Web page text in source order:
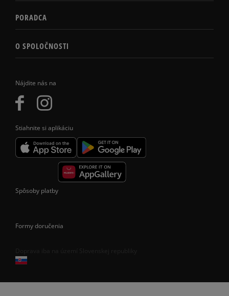
Nájdite nás na
Stiahnite si aplikáciu
PORADCA
O SPOLOČNOSTI
Spôsoby platby
Formy doručenia